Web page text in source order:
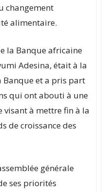
changement
alimentaire.
la Banque africaine
Adesina, était à la
Banque et a pris part
qui ont abouti à une
à mettre fin à la
de croissance des
générale
ses priorités